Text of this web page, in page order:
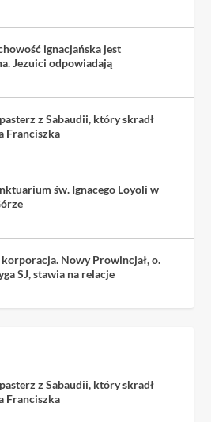
ignacjańska jest
Jezuici odpowiadają
z Sabaudii, który skradł
Franciszka
św. Ignacego Loyoli w
Nowy Prowincjał, o.
SJ, stawia na relacje
z Sabaudii, który skradł
Franciszka